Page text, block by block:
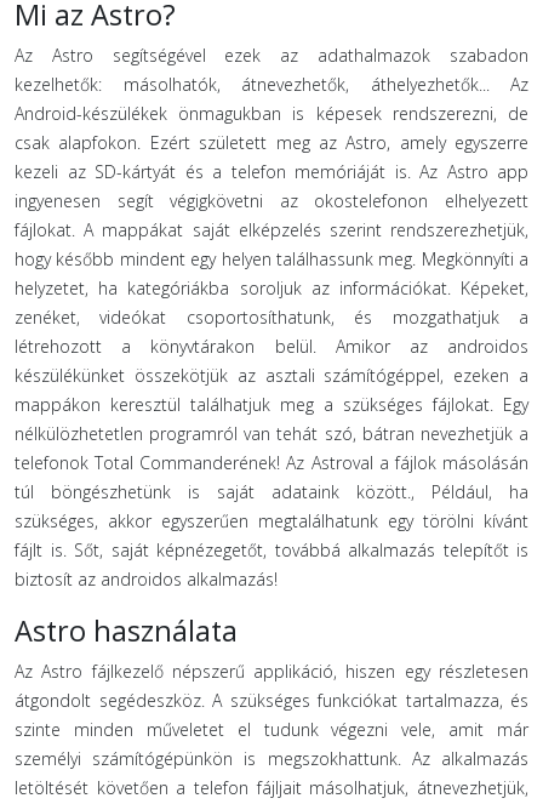
Mi az Astro?
Az Astro segítségével ezek az adathalmazok szabadon
kezelhetők: másolhatók, átnevezhetők, áthelyezhetők... Az
Android-készülékek önmagukban is képesek rendszerezni, de
csak alapfokon. Ezért született meg az Astro, amely egyszerre
kezeli az SD-kártyát és a telefon memóriáját is. Az Astro app
ingyenesen segít végigkövetni az okostelefonon elhelyezett
fájlokat. A mappákat saját elképzelés szerint rendszerezhetjük,
hogy később mindent egy helyen találhassunk meg. Megkönnyíti a
helyzetet, ha kategóriákba soroljuk az információkat. Képeket,
zenéket, videókat csoportosíthatunk, és mozgathatjuk a
létrehozott a könyvtárakon belül. Amikor az androidos
készülékünket összekötjük az asztali számítógéppel, ezeken a
mappákon keresztül találhatjuk meg a szükséges fájlokat. Egy
nélkülözhetetlen programról van tehát szó, bátran nevezhetjük a
telefonok Total Commanderének! Az Astroval a fájlok másolásán
túl böngészhetünk is saját adataink között., Például, ha
szükséges, akkor egyszerűen megtalálhatunk egy törölni kívánt
fájlt is. Sőt, saját képnézegetőt, továbbá alkalmazás telepítőt is
biztosít az androidos alkalmazás!
Astro használata
Az Astro fájlkezelő népszerű applikáció, hiszen egy részletesen
átgondolt segédeszköz. A szükséges funkciókat tartalmazza, és
szinte minden műveletet el tudunk végezni vele, amit már
személyi számítógépünkön is megszokhattunk. Az alkalmazás
letöltését követően a telefon fájljait másolhatjuk, átnevezhetjük,